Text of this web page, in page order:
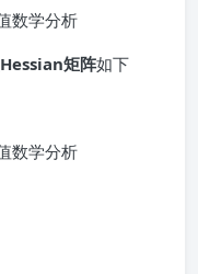
Hessian矩阵如下